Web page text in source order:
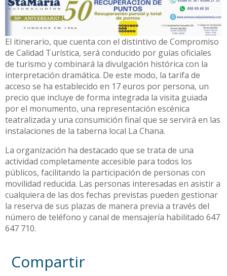
El itinerario, que cuenta con el distintivo de Compromiso
de Calidad Turística, será conducido por guías oficiales
de turismo y combinará la divulgación histórica con la
interpretación dramática. De este modo, la tarifa de
acceso se ha establecido en 17 euros por persona, un
precio que incluye de forma integrada la visita guiada
por el monumento, una representación escénica
teatralizada y una consumición final que se servirá en las
instalaciones de la taberna local La Chana.
La organización ha destacado que se trata de una
actividad completamente accesible para todos los
públicos, facilitando la participación de personas con
movilidad reducida. Las personas interesadas en asistir a
cualquiera de las dos fechas previstas pueden gestionar
la reserva de sus plazas de manera previa a través del
número de teléfono y canal de mensajería habilitado 647
647 710.
Compartir